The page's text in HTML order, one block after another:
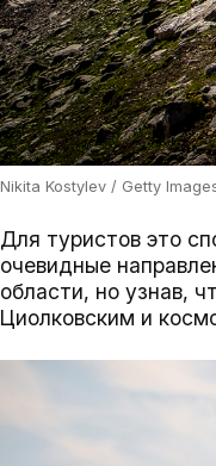
Nikita Kostylev / Getty
Для туристов это
очевидные
области, но узнав,
Циолковским и